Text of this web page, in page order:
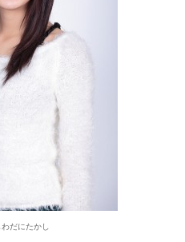
だにたかし